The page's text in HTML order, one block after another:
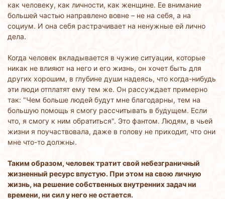
как человеку, как личности, как женщине. Ее внимание
большей частью направлено вовне – не на себя, а на
социум. И она себя растрачивает на ненужные ей лично
дела.
Когда человек вкладывается в чужие ситуации, которые
никак не влияют на него и его жизнь, он хочет быть для
других хорошим, в глубине души надеясь, что когда-нибудь
эти люди отплатят ему тем же. Он рассуждает примерно
так: "Чем больше людей будут мне благодарны, тем на
большую помощь я смогу рассчитывать в будущем. Если
что, я смогу к ним обратиться". Это фантом. Людям, в чьей
жизни я поучаствовала, даже в голову не приходит, что они
мне что-то должны.
Таким образом, человек тратит свой небезграничный
жизненный ресурс впустую. При этом на свою личную
жизнь, на решение собственных внутренних задач ни
времени, ни сил у него не остается.